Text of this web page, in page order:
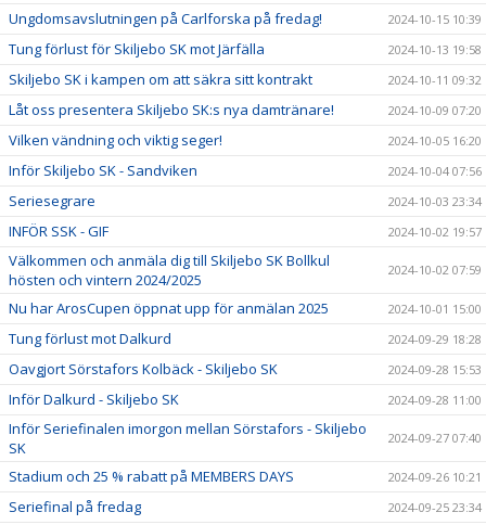
Ungdomsavslutningen på Carlforska på fredag! 2024-10-15 10:39
Tung förlust för Skiljebo SK mot Järfälla 2024-10-13 19:58
Skiljebo SK i kampen om att säkra sitt kontrakt 2024-10-11 09:32
Låt oss presentera Skiljebo SK:s nya damtränare! 2024-10-09 07:20
Vilken vändning och viktig seger! 2024-10-05 16:20
Inför Skiljebo SK - Sandviken 2024-10-04 07:56
Seriesegrare 2024-10-03 23:34
INFÖR SSK - GIF 2024-10-02 19:57
Välkommen och anmäla dig till Skiljebo SK Bollkul
hösten och vintern 2024/2025
2024-10-02 07:59
Nu har ArosCupen öppnat upp för anmälan 2025 2024-10-01 15:00
Tung förlust mot Dalkurd 2024-09-29 18:28
Oavgjort Sörstafors Kolbäck - Skiljebo SK 2024-09-28 15:53
Inför Dalkurd - Skiljebo SK 2024-09-28 11:00
Inför Seriefinalen imorgon mellan Sörstafors - Skiljebo
SK
2024-09-27 07:40
Stadium och 25 % rabatt på MEMBERS DAYS 2024-09-26 10:21
Seriefinal på fredag 2024-09-25 23:34